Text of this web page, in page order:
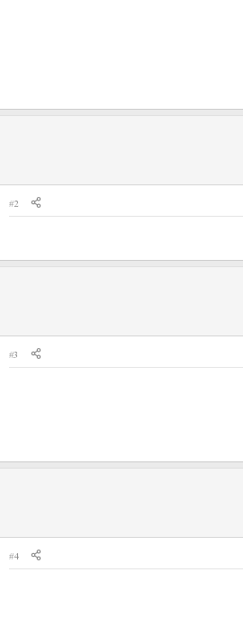
#2
#3
#4